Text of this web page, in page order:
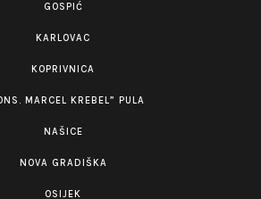
GOSPIĆ
KARLOVAC
KOPRIVNICA
MARCEL KREBEL” PULA
NAŠICE
NOVA GRADIŠKA
OSIJEK